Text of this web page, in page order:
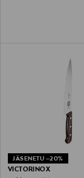
JÄSENETU –20%
VICTORINOX